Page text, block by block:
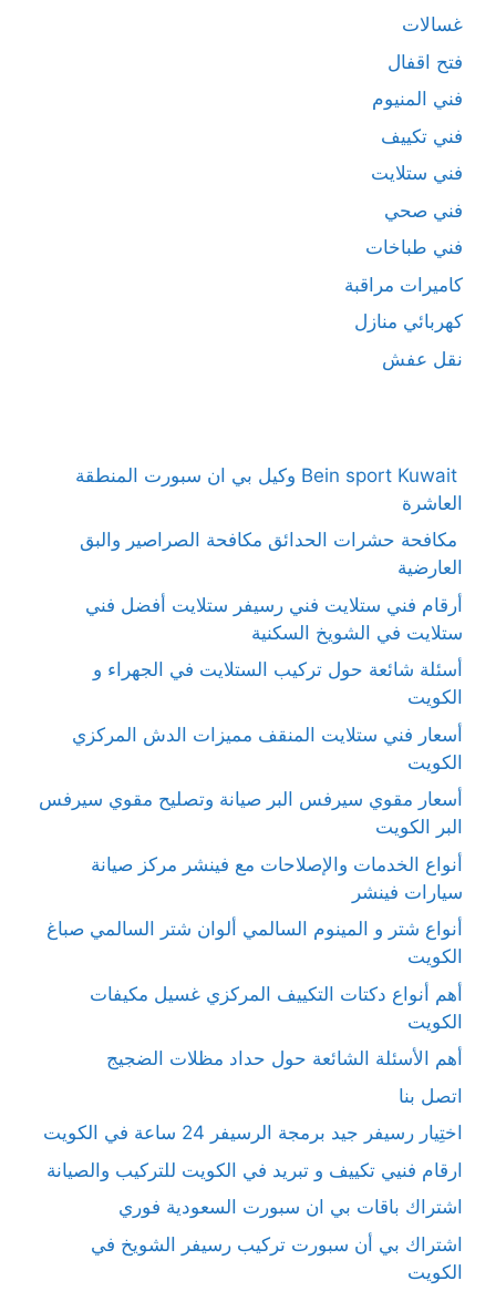
غسالات
فتح اقفال
فني المنيوم
فني تكييف
فني ستلايت
فني صحي
فني طباخات
كاميرات مراقبة
كهربائي منازل
نقل عفش
Bein sport Kuwait وكيل بي ان سبورت المنطقة
العاشرة
مكافحة حشرات الحدائق مكافحة الصراصير والبق
العارضية
أرقام فني ستلايت فني رسيفر ستلايت أفضل فني
ستلايت في الشويخ السكنية
أسئلة شائعة حول تركيب الستلايت في الجهراء و
الكويت
أسعار فني ستلايت المنقف مميزات الدش المركزي
الكويت
أسعار مقوي سيرفس البر صيانة وتصليح مقوي سيرفس
البر الكويت
أنواع الخدمات والإصلاحات مع فينشر مركز صيانة
سيارات فينشر
أنواع شتر و المينوم السالمي ألوان شتر السالمي صباغ
الكويت
أهم أنواع دكتات التكييف المركزي غسيل مكيفات
الكويت
أهم الأسئلة الشائعة حول حداد مظلات الضجيج
اتصل بنا
اختِيار رسيفر جيد برمجة الرسيفر 24 ساعة في الكويت
ارقام فنيي تكييف و تبريد في الكويت للتركيب والصيانة
اشتراك باقات بي ان سبورت السعودية فوري
اشتراك بي أن سبورت تركيب رسيفر الشويخ في
الكويت